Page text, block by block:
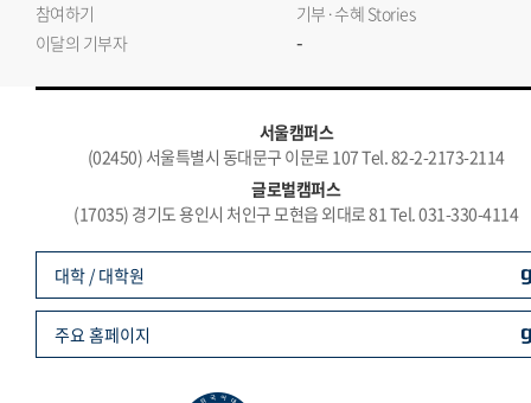
참여하기
기부·수혜 Stories
이달의 기부자
-
서울캠퍼스
(02450) 서울특별시 동대문구 이문로 107 Tel. 82-2-2173-2114
글로벌캠퍼스
(17035) 경기도 용인시 처인구 모현읍 외대로 81 Tel. 031-330-4114
대학 / 대학원
주요 홈페이지